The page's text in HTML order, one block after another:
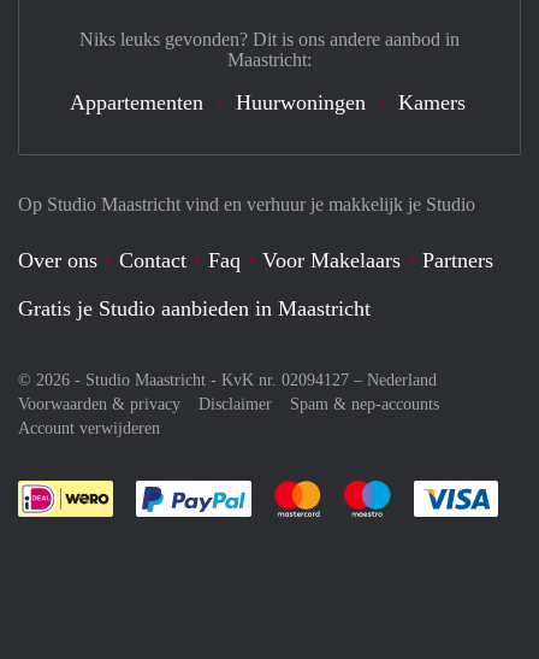
Op Studio Maastricht vind en verhuur je makkelijk je Studio
Over ons Contact Faq Voor Makelaars
Partners
Gratis je Studio aanbieden in Maastricht
© 2026 - Studio Maastricht - KvK nr. 02094127 – Nederland
Voorwaarden & privacy
Disclaimer
Spam & nep-accounts
Account verwijderen
Je rekent gemakkelijk af met Paypal
Je rekent gemakkelijk af met
Je rekent
Niks leuks gevonden? Dit is ons andere aanbod in
Maastricht:
Appartementen Huurwoningen Kamers